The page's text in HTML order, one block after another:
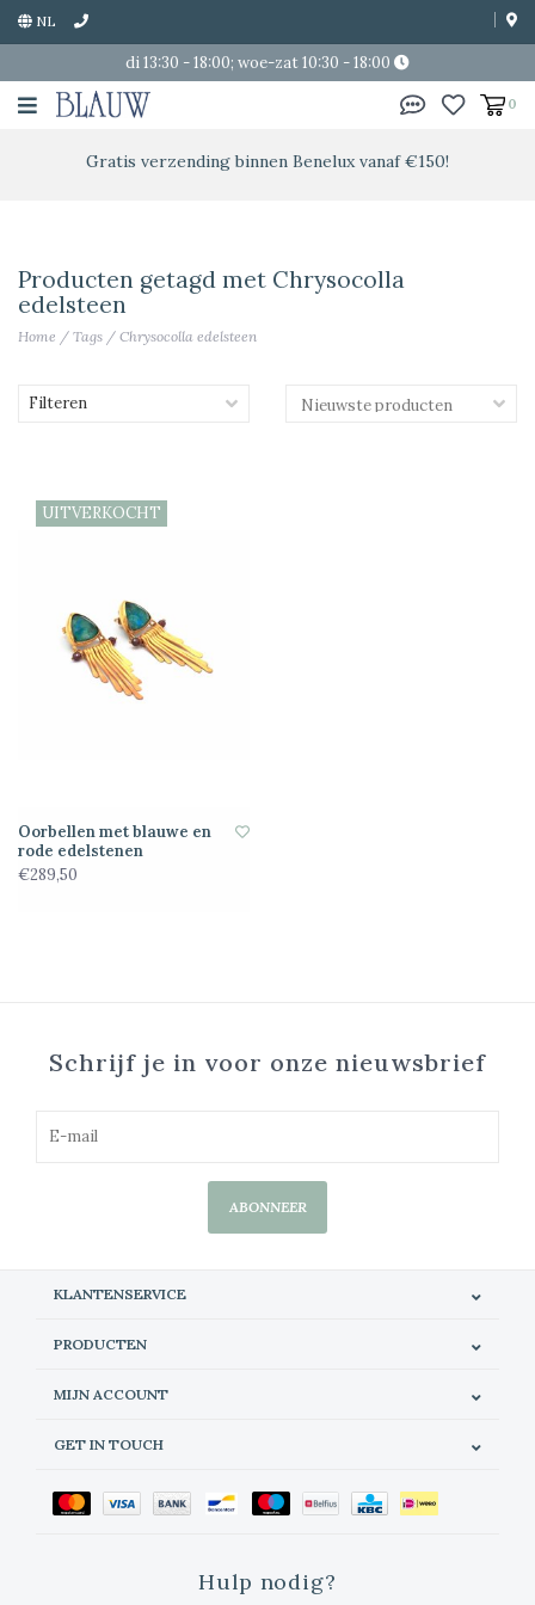
NL
di 13:30 - 18:00; woe-zat 10:30 - 18:00
0
Gratis verzending binnen Benelux vanaf €150!
Producten getagd met Chrysocolla
edelsteen
Home / Tags / Chrysocolla edelsteen
Filteren
UITVERKOCHT
Oorbellen met blauwe en
rode edelstenen
€289,50
Schrijf je in voor onze nieuwsbrief
ABONNEER
KLANTENSERVICE
PRODUCTEN
MIJN ACCOUNT
GET IN TOUCH
Hulp nodig?